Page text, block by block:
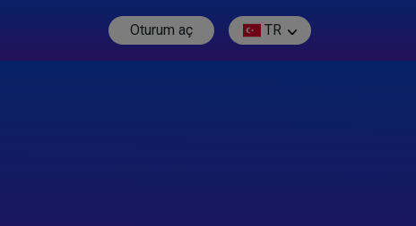
Oturum aç TR